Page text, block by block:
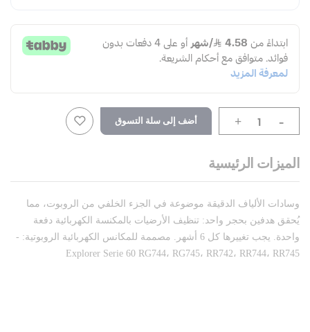
-
+ أضف إلى سلة التسوق
الميزات الرئيسية
وسادات الألياف الدقيقة موضوعة في الجزء الخلفي من الروبوت، مما
يُحقق هدفين بحجر واحد: تنظيف الأرضيات بالمكنسة الكهربائية دفعة
واحدة. يجب تغييرها كل 6 أشهر. مصممة للمكانس الكهربائية الروبوتية: -
Explorer Serie 60 RG744، RG745، RR742، RR744، RR745